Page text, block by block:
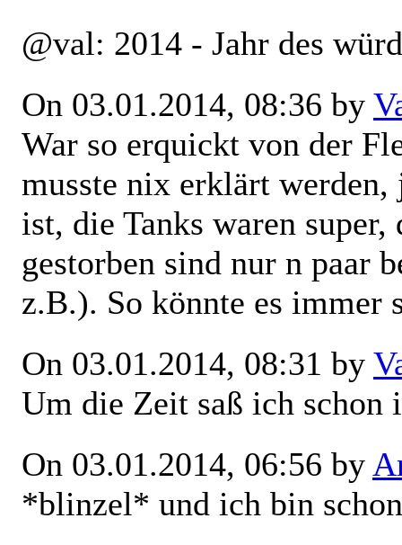
@val: 2014 - Jahr des
On 03.01.2014, 08:36 by
War so erquickt von der
musste nix erklärt werden,
ist, die Tanks waren super,
gestorben sind nur n paar
z.B.). So könnte es immer
On 03.01.2014, 08:31 by
Um die Zeit saß ich
On 03.01.2014, 06:56 by
*blinzel* und ich bin